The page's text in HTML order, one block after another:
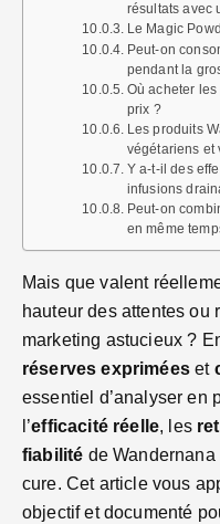
résultats avec
Le Magic
Peut-on
pendant la
Où acheter
prix ?
Les produits
végétariens et
Y a-t-il des
infusions
Peut-on
en même
Mais que valent
hauteur des attentes ou
marketing astucieux ?
réserves expriméeset
essentiel d’analyser en
l’efficacité réelle, les
fiabilité de
cure. Cet article vous
objectif et documenté